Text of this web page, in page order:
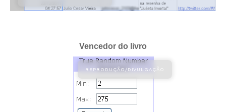
Vencedor do livro